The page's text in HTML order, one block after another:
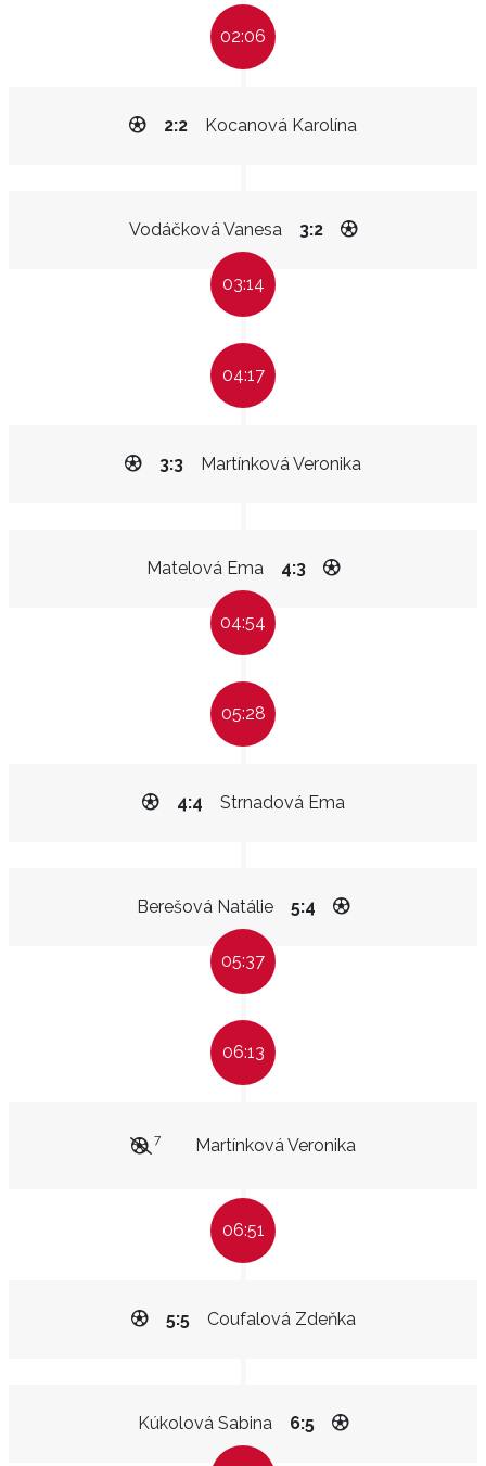
02:06
Kocanová Karolína
2:2
Vodáčková Vanesa 3:2
03:14
04:17
Martínková Veronika
3:3
Matelová Ema 4:3
04:54
05:28
Strnadová Ema
4:4
Berešová Natálie 5:4
05:37
06:13
Martínková Veronika
7
06:51
Coufalová Zdeňka
5:5
Kúkolová Sabina 6:5